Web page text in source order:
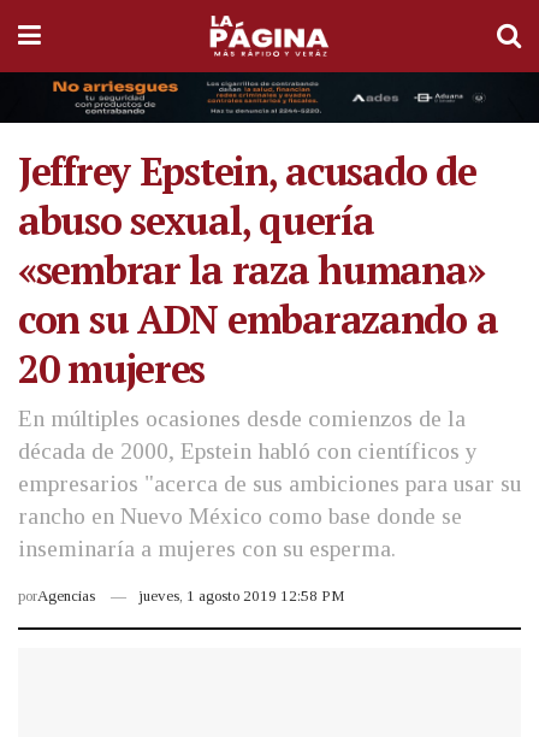
Jeffrey Epstein, acusado de
abuso sexual, quería
«sembrar la raza humana»
con su ADN embarazando a
20 mujeres
En múltiples ocasiones desde comienzos de la
década de 2000, Epstein habló con científicos y
empresarios "acerca de sus ambiciones para usar su
rancho en Nuevo México como base donde se
inseminaría a mujeres con su esperma.
porAgencias jueves, 1 agosto 2019 12:58 PM